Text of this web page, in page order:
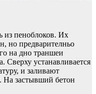
из пеноблоков. Их
но предварителньо
на дно траншеи
устанавливается
и заливают
застывший бетон